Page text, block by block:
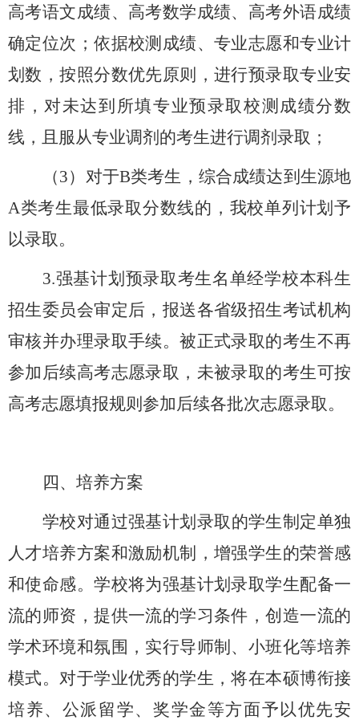
高考语文成绩、高考数学成绩、高考外语成绩
确定位次；依据校测成绩、专业志愿和专业计
划数，按照分数优先原则，进行预录取专业安
排，对未达到所填专业预录取校测成绩分数
线，且服从专业调剂的考生进行调剂录取；
（3）对于B类考生，综合成绩达到生源地
A类考生最低录取分数线的，我校单列计划予
以录取。
3.强基计划预录取考生名单经学校本科生
招生委员会审定后，报送各省级招生考试机构
审核并办理录取手续。被正式录取的考生不再
参加后续高考志愿录取，未被录取的考生可按
高考志愿填报规则参加后续各批次志愿录取。
四、培养方案
学校对通过强基计划录取的学生制定单独
人才培养方案和激励机制，增强学生的荣誉感
和使命感。学校将为强基计划录取学生配备一
流的师资，提供一流的学习条件，创造一流的
学术环境和氛围，实行导师制、小班化等培养
模式。对于学业优秀的学生，将在本硕博衔接
培养、公派留学、奖学金等方面予以优先安